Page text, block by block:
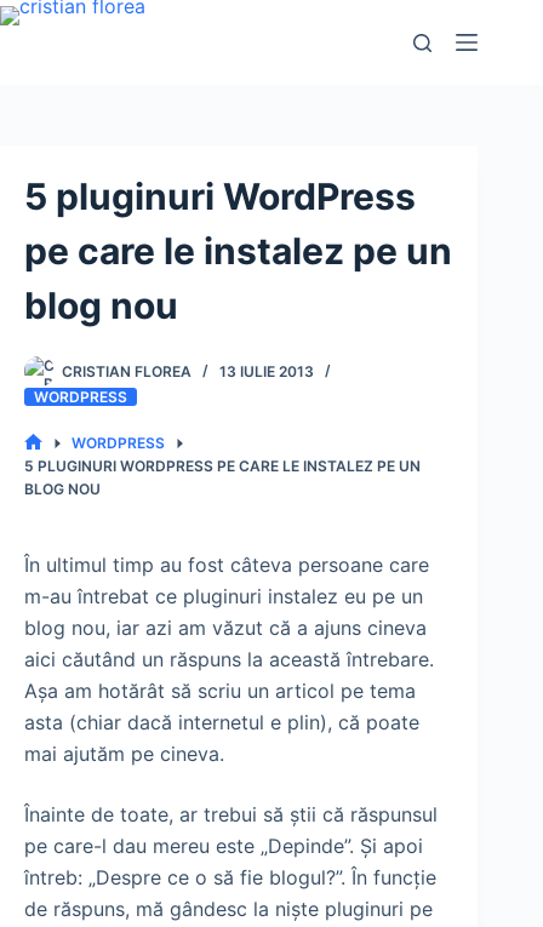
Sari
5 pluginuri WordPress
pe care le instalez pe un
blog nou
CRISTIAN FLOREA
13 IULIE 2013
WORDPRESS
PRIMA
PAGINĂ
WORDPRESS
5 PLUGINURI WORDPRESS PE CARE LE INSTALEZ PE UN
BLOG NOU
În ultimul timp au fost câteva persoane care
m-au întrebat ce pluginuri instalez eu pe un
blog nou, iar azi am văzut că a ajuns cineva
aici căutând un răspuns la această întrebare.
Aşa am hotărât să scriu un articol pe tema
asta (chiar dacă internetul e plin), că poate
mai ajutăm pe cineva.
Înainte de toate, ar trebui să ştii că răspunsul
pe care-l dau mereu este „Depinde”. Şi apoi
întreb: „Despre ce o să fie blogul?”. În funcţie
de răspuns, mă gândesc la nişte pluginuri pe